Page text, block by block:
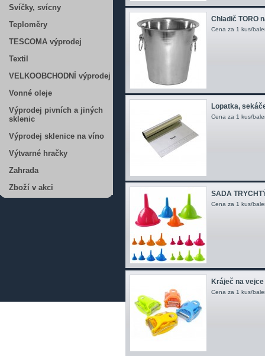
Svíčky, svícny
Teploměry
TESCOMA výprodej
Textil
VELKOOBCHODNÍ výprodej
Vonné oleje
Výprodej pivních a jiných
sklenic
Výprodej sklenice na víno
Výtvarné hračky
Zahrada
Zboží v akci
Chladič TORO
Cena za 1 kus/
Lopatka,
Cena za 1 kus/
SADA
Cena za 1 kus/
Kráječ na
Cena za 1 kus/